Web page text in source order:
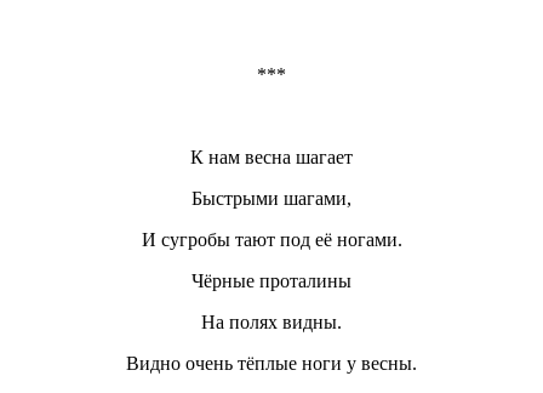
***
К нам весна шагает
Быстрыми шагами,
И сугробы тают под её ногами.
Чёрные проталины
На полях видны.
Видно очень тёплые ноги у весны.